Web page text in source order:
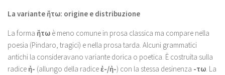
La variante ἤτω: origine e distribuzione
La forma ἤτω è meno comune in prosa classica ma compare nella
poesia (Pindaro, tragici) e nella prosa tarda. Alcuni grammatici
antichi la consideravano variante dorica o poetica. È costruita sulla
radice ἠ- (allungo della radiceἐ-/ἠ-) con la stessa desinenza -τω. La